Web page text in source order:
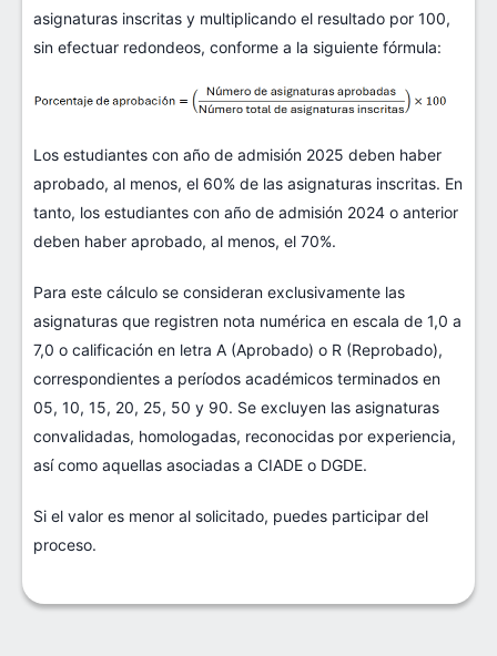
asignaturas inscritas y multiplicando el resultado por 100,
sin efectuar redondeos, conforme a la siguiente fórmula:
Los estudiantes con año de admisión 2025 deben haber
aprobado, al menos, el 60% de las asignaturas inscritas. En
tanto, los estudiantes con año de admisión 2024 o anterior
deben haber aprobado, al menos, el 70%.
Para este cálculo se consideran exclusivamente las
asignaturas que registren nota numérica en escala de 1,0 a
7,0 o calificación en letra A (Aprobado) o R (Reprobado),
correspondientes a períodos académicos terminados en
05, 10, 15, 20, 25, 50 y 90. Se excluyen las asignaturas
convalidadas, homologadas, reconocidas por experiencia,
así como aquellas asociadas a CIADE o DGDE.
Si el valor es menor al solicitado, puedes participar del
proceso.